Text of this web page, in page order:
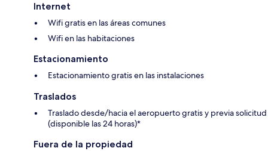
Internet
Wifi gratis en las áreas comunes
Wifi en las habitaciones
Estacionamiento
Estacionamiento gratis en las instalaciones
Traslados
Traslado desde/hacia el aeropuerto gratis y previa solicitud
(disponible las 24 horas)*
Fuera de la propiedad